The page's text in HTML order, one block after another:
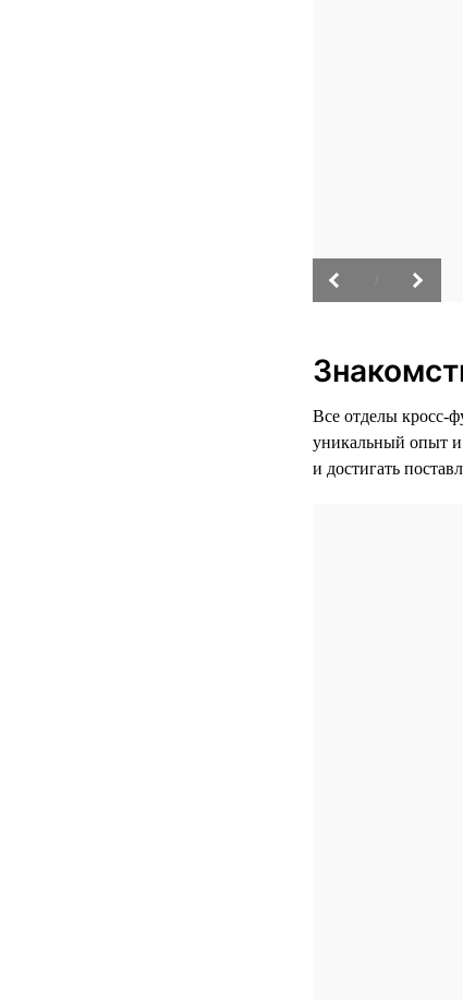
Все отделы кросс-
уникальный опыт и
и достигать